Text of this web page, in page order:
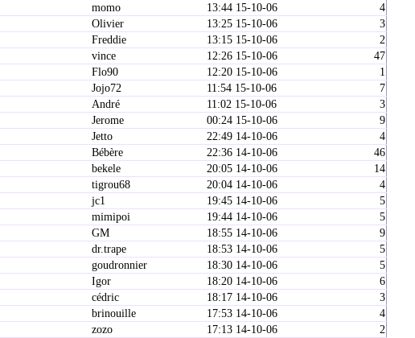
momo 13:44 15-10-06
4
Olivier 13:25 15-10-06
3
Freddie 13:15 15-10-06
2
vince 12:26 15-10-06
47
Flo90 12:20 15-10-06
1
Jojo72 11:54 15-10-06
7
André 11:02 15-10-06
3
Jerome 00:24 15-10-06
9
Jetto 22:49 14-10-06
4
Bébère 22:36 14-10-06
46
bekele 20:05 14-10-06
14
tigrou68 20:04 14-10-06
4
jc1 19:45 14-10-06
5
mimipoi 19:44 14-10-06
5
GM 18:55 14-10-06
9
dr.trape 18:53 14-10-06
5
goudronnier 18:30 14-10-06
5
Igor 18:20 14-10-06
6
cédric 18:17 14-10-06
3
brinouille 17:53 14-10-06
4
zozo 17:13 14-10-06 2